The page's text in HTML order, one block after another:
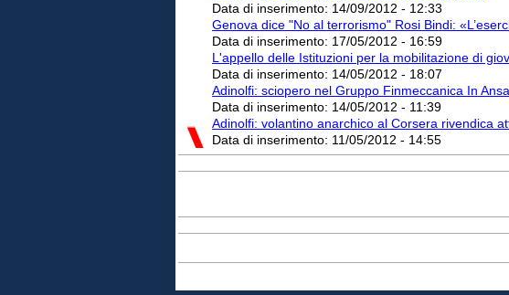
Data di inserimento: 14/09/2012 - 12:33
Genova dice "No al terrorismo" Rosi Bindi:
Data di inserimento: 17/05/2012 - 16:59
L'appello delle Istituzioni per la mobilitazione di
Data di inserimento: 14/05/2012 - 18:07
Adinolfi: sciopero nel Gruppo Finmeccanica In
Data di inserimento: 14/05/2012 - 11:39
Adinolfi: volantino anarchico al Corsera rivendica
Data di inserimento: 11/05/2012 - 14:55